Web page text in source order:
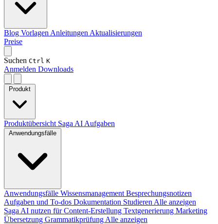
Blog Vorlagen Anleitungen Aktualisierungen
Preise
Suchen Ctrl K
Anmelden Downloads
Produktübersicht Saga AI Aufgaben
Anwendungsfälle Wissensmanagement Besprechungsnotizen
Aufgaben und To-dos Dokumentation Studieren Alle anzeigen
Saga AI nutzen fürContent-Erstellung Textgenerierung Marketing
Übersetzung Grammatikprüfung Alle anzeigen